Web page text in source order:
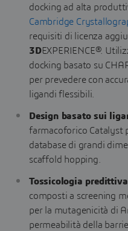
docking ad alta
Cambridge
requisiti di licenza
3DEXPERIENCE®.
docking basato su
per prevedere con
ligandi flessibili.
Design basato sui
farmacoforico Catalyst
database di grandi
scaffold hopping.
Tossicologia
composti a screening
per la mutagenicità di
permeabilità della